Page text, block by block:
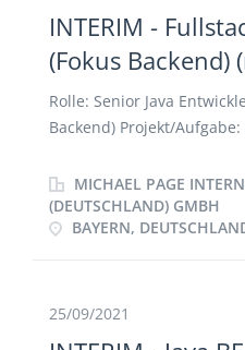
INTERIM -
(Fokus Backend)
Rolle: Senior Java
Backend) Projekt/
Skillfokus: Java, React
MICHAEL PAGE
(DEUTSCHLAND) GMBH
BAYERN,
25/09/2021